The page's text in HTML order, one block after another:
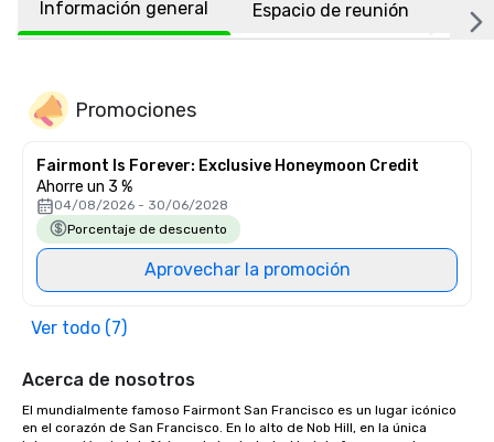
Información general Espacio de reunión
Promociones
Fairmont Is Forever: Exclusive Honeymoon Credit
Ahorre un 3 %
04/08/2026 - 30/06/2028
Porcentaje de descuento
Aprovechar la promoción
Ver todo (7)
Acerca de nosotros
El mundialmente famoso Fairmont San Francisco es un lugar icónico
en el corazón de San Francisco. En lo alto de Nob Hill, en la única